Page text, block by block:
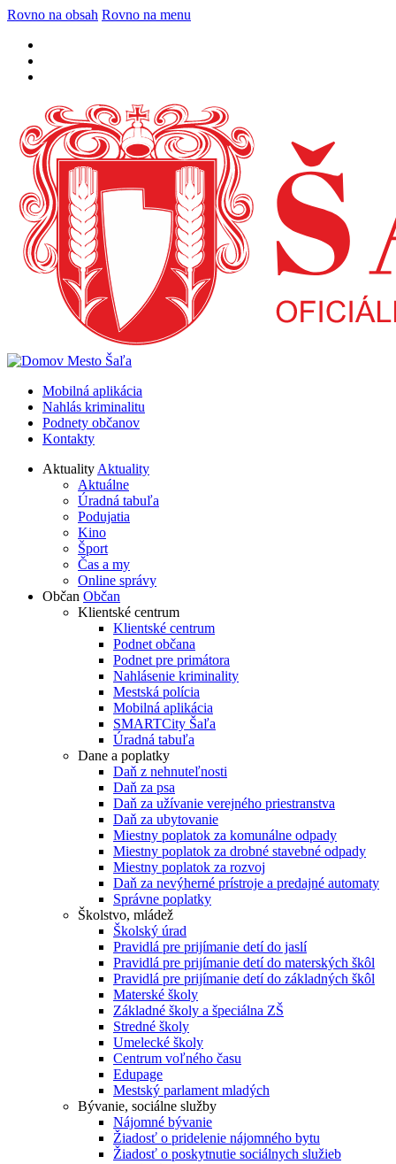
Rovno na obsah Rovno na menu
Mobilná aplikácia
Nahlás kriminalitu
Podnety občanov
Kontakty
AktualityAktuality
Aktuálne
Úradná tabuľa
Podujatia
Kino
Šport
Čas a my
Online správy
Občan Občan
Klientské centrum
Klientské centrum
Podnet občana
Podnet pre primátora
Nahlásenie kriminality
Mestská polícia
Mobilná aplikácia
SMARTCity Šaľa
Úradná tabuľa
Dane a poplatky
Daň z nehnuteľnosti
Daň za psa
Daň za užívanie verejného priestranstva
Daň za ubytovanie
Miestny poplatok za komunálne odpady
Miestny poplatok za drobné stavebné odpady
Miestny poplatok za rozvoj
Daň za nevýherné prístroje a predajné automaty
Správne poplatky
Školstvo, mládež
Školský úrad
Pravidlá pre prijímanie detí do jaslí
Pravidlá pre prijímanie detí do materských škôl
Pravidlá pre prijímanie detí do základných škôl
Materské školy
Základné školy a špeciálna ZŠ
Stredné školy
Umelecké školy
Centrum voľného času
Edupage
Mestský parlament mladých
Bývanie, sociálne služby
Nájomné bývanie
Žiadosť o pridelenie nájomného bytu
Žiadosť o poskytnutie sociálnych služieb